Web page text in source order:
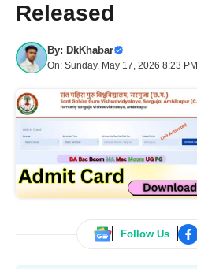
Released
By: DkKhabar
On: Sunday, May 17, 2026 8:23 PM
Follow Us